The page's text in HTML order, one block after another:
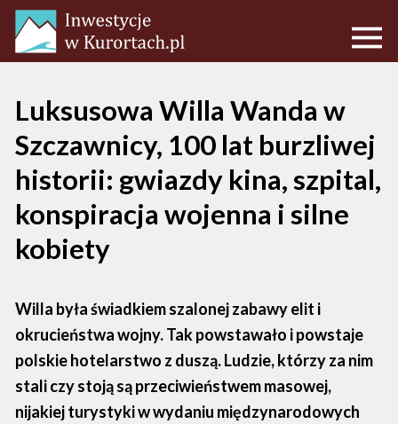
Luksusowa Willa Wanda w
Szczawnicy, 100 lat burzliwej
historii: gwiazdy kina, szpital,
konspiracja wojenna i silne
kobiety
Willa była świadkiem szalonej zabawy elit i
okrucieństwa wojny. Tak powstawało i powstaje
polskie hotelarstwo z duszą. Ludzie, którzy za nim
stali czy stoją są przeciwieństwem masowej,
nijakiej turystyki w wydaniu międzynarodowych